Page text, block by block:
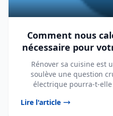
Comment nous
nécessaire pour
Rénover sa cuisine est
soulève une question
électrique pourra-t-
Lire l'article